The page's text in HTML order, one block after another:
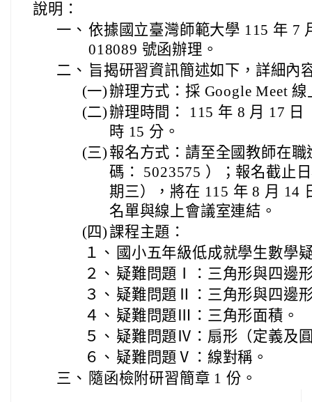
說明：
一、 依據國立臺灣師範大學 115 年 7
018089 號函辦理。
二、 旨揭研習資訊簡述如下，詳細內
(一)辦理方式：採 Google Meet
(二)辦理時間： 115 年 8 月 17 日
時 15 分。
(三) 報名方式：請至全國教師在
碼： 5023575 ）；報名截止
期三），將在 115 年 8 月 14
名單與線上會議室連結。
(四)課程主題：
１、 國小五年級低成就學生數學
２、 疑難問題Ⅰ：三角形與四邊
３、 疑難問題Ⅱ：三角形與四邊
４、 疑難問題Ⅲ：三角形面積。
５、 疑難問題Ⅳ：扇形（定義及
６、 疑難問題Ⅴ：線對稱。
三、 隨函檢附研習簡章 1 份。